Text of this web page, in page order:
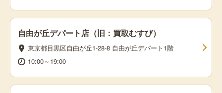
自由が丘デパート店（旧：買取むすび）
東京都目黒区自由が丘1-28-8 自由が丘デパート1階
10:00～19:00